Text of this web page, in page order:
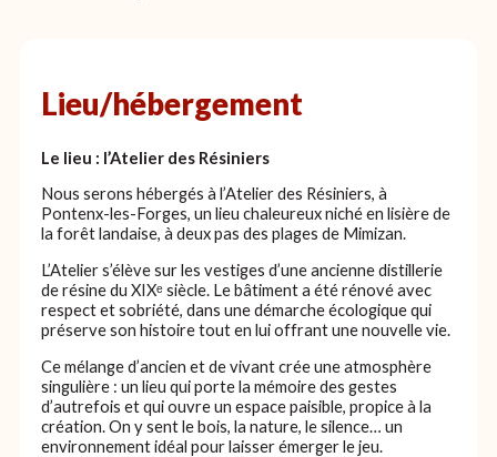
Lieu/hébergement
Le lieu : l’Atelier des Résiniers
Nous serons hébergés à l’Atelier des Résiniers, à
Pontenx-les-Forges, un lieu chaleureux niché en lisière de
la forêt landaise, à deux pas des plages de Mimizan.
L’Atelier s’élève sur les vestiges d’une ancienne distillerie
de résine du XIXᵉ siècle. Le bâtiment a été rénové avec
respect et sobriété, dans une démarche écologique qui
préserve son histoire tout en lui offrant une nouvelle vie.
Ce mélange d’ancien et de vivant crée une atmosphère
singulière : un lieu qui porte la mémoire des gestes
d’autrefois et qui ouvre un espace paisible, propice à la
création. On y sent le bois, la nature, le silence… un
environnement idéal pour laisser émerger le jeu.